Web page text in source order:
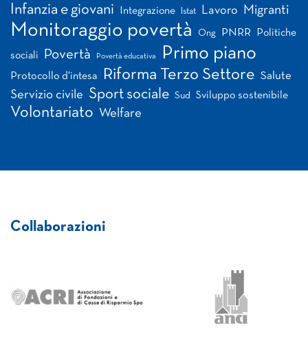
Infanzia e giovani Integrazione Istat Lavoro Migranti
Monitoraggio povertà Ong PNRR Politiche
sociali Povertà Povertà educativa Primo piano
Protocollo d'intesa Riforma Terzo Settore Salute
Servizio civile Sport sociale Sud Sviluppo sostenibile
Volontariato Welfare
Collaborazioni